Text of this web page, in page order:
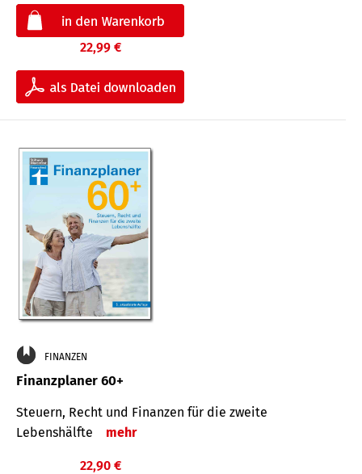
22,99 €
FINANZEN
Finanzplaner 60+
Steuern, Recht und Finanzen für die zweite
Lebenshälfte
mehr
22,90 €